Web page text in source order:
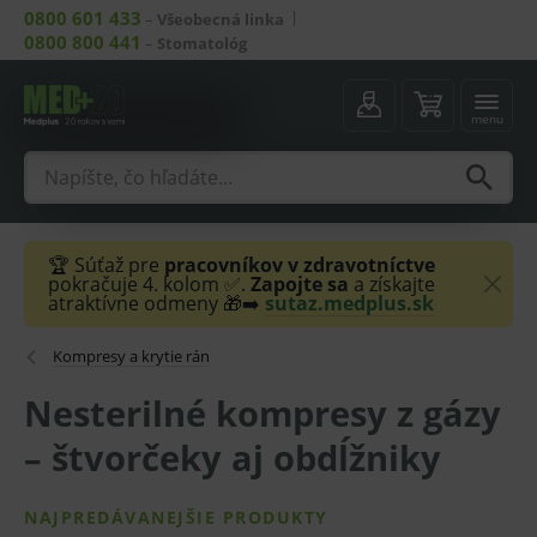
0800 601 433 – Všeobecná linka
0800 800 441 – Stomatológ
menu
🏆 Súťaž pre pracovníkov v zdravotníctve
pokračuje 4. kolom ✅. Zapojte sa a získajte
atraktívne odmeny 🎁➡️ sutaz.medplus.sk
Kompresy a krytie rán
Nesterilné kompresy z gázy
– štvorčeky aj obdĺžniky